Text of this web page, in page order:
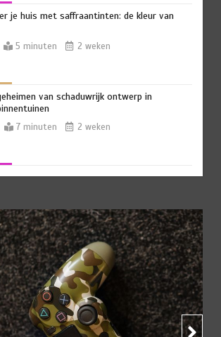
je huis met saffraantinten: de kleur van
5 minuten 2 weken
van schaduwrijk ontwerp in
7 minuten 2 weken
tuinen: hoe je helpt bij het
6 minuten 2 weken
duurzaam speelgoedparadijs in je tuin
5 minuten 2 weken